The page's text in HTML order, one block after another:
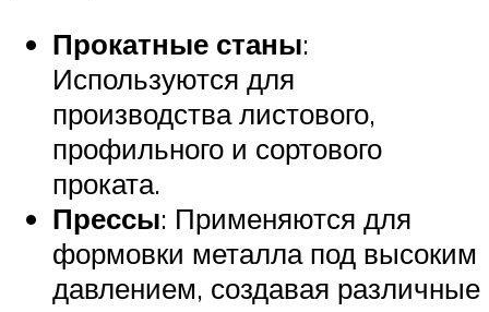
Прокатные станы:
Используются для
производства листового,
профильного и сортового
проката.
Прессы: Применяются для
формовки металла под высоким
давлением, создавая различные